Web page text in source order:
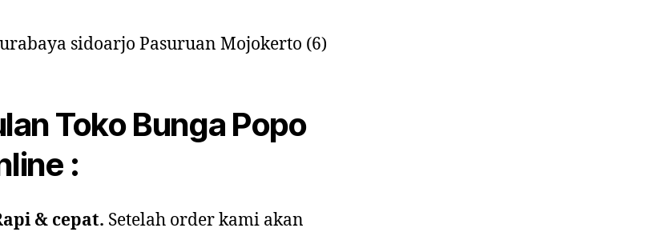
Toko Bunga Popo
:
& cepat. Setelah order kami akan